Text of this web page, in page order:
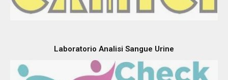
Laboratorio Analisi Sangue Urine